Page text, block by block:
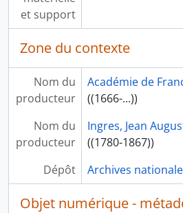
et support
Zone du contexte
Nom du
producteur
Académie de
((1666-...))
Nom du
producteur
Ingres, Jean
((1780-1867))
Dépôt
Archives
Objet numérique -